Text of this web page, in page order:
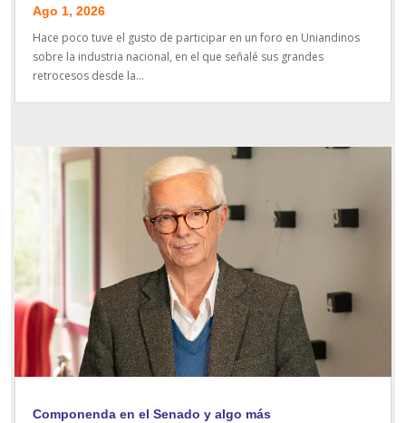
Ago 1, 2026
Hace poco tuve el gusto de participar en un foro en Uniandinos
sobre la industria nacional, en el que señalé sus grandes
retrocesos desde la...
Componenda en el Senado y algo más